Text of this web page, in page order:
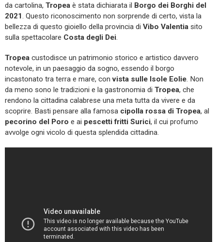
da cartolina, Tropea è stata dichiarata il Borgo dei Borghi del
2021. Questo riconoscimento non sorprende di certo, vista la
bellezza di questo gioiello della provincia di Vibo Valentia sito
sulla spettacolare Costa degli Dei.
Tropea custodisce un patrimonio storico e artistico davvero
notevole, in un paesaggio da sogno, essendo il borgo
incastonato tra terra e mare, convista sulle Isole Eolie. Non
da meno sono le tradizioni e la gastronomia di Tropea, che
rendono la cittadina calabrese una meta tutta da vivere e da
scoprire. Basti pensare alla famosa cipolla rossa di Tropea, al
pecorino del Poro e ai pescetti fritti Surici, il cui profumo
avvolge ogni vicolo di questa splendida cittadina.